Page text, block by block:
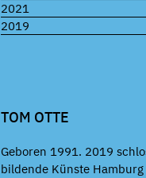
2021
2019
TOM OTTE
Geboren 1991. 2019
bildende Künste Hamburg